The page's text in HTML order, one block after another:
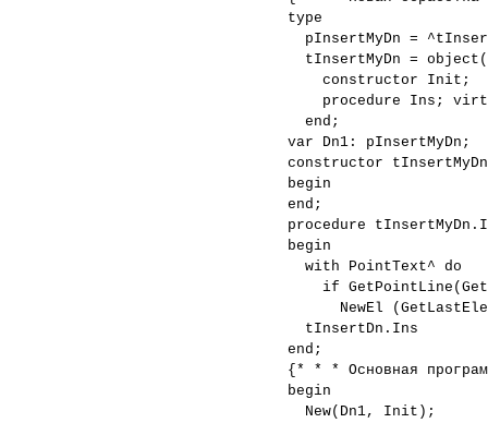
type
pInsertMyDn =
tInsertMyDn =
constructor Init;
procedure Ins;
end;
var Dn1: pInsertMyDn;
constructor
begin
end;
procedure
begin
with PointText^ do
if
NewEl
tInsertDn.Ins
end;
{* * * Основная
begin
New(Dn1, Init);